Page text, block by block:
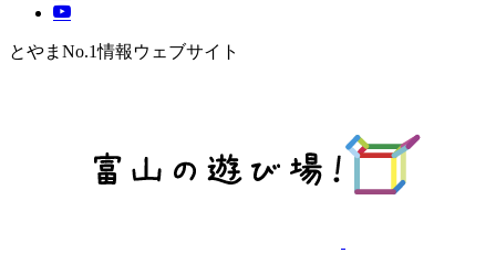
とやまNo.1情報ウェブサイト